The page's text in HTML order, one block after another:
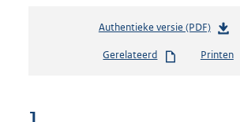
Authentieke versie (PDF)b
s
Gerelateerd Printen